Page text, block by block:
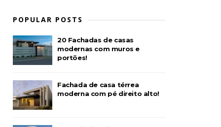
POPULAR POSTS
20 Fachadas de casas
modernas com muros e
portões!
Fachada de casa térrea
moderna com pé direito alto!